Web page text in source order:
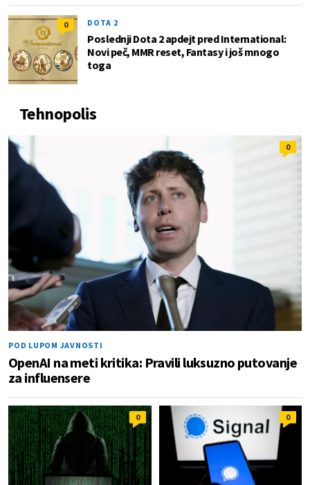
0 DOTA 2
Poslednji Dota 2 apdejt pred International:
Novi peč, MMR reset, Fantasy i još mnogo
toga
Tehnopolis
0
POD LUPOM JAVNOSTI
OpenAI na meti kritika: Pravili luksuzno putovanje
za influensere
0 0